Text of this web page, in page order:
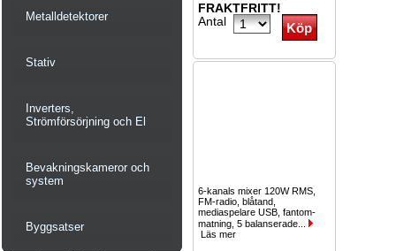
Metalldetektorer
Stativ
Inverters,
Strömförsörjning och El
Bevakningskameror och
system
Byggsatser
FRAKTFRITT!
Antal
6-kanals mixer 120W RMS,
FM-radio, blåtand,
mediaspelare USB, fantom-
matning, 5 balanserade...
Läs mer